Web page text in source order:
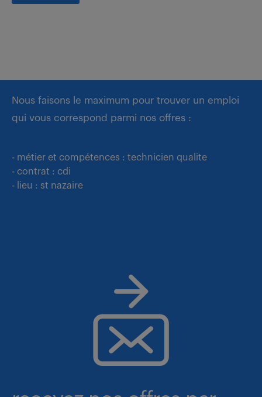
Nous faisons le maximum pour trouver un emploi
qui vous correspond parmi nos offres :
- métier et compétences : technicien qualite
- contrat : cdi
- lieu : st nazaire